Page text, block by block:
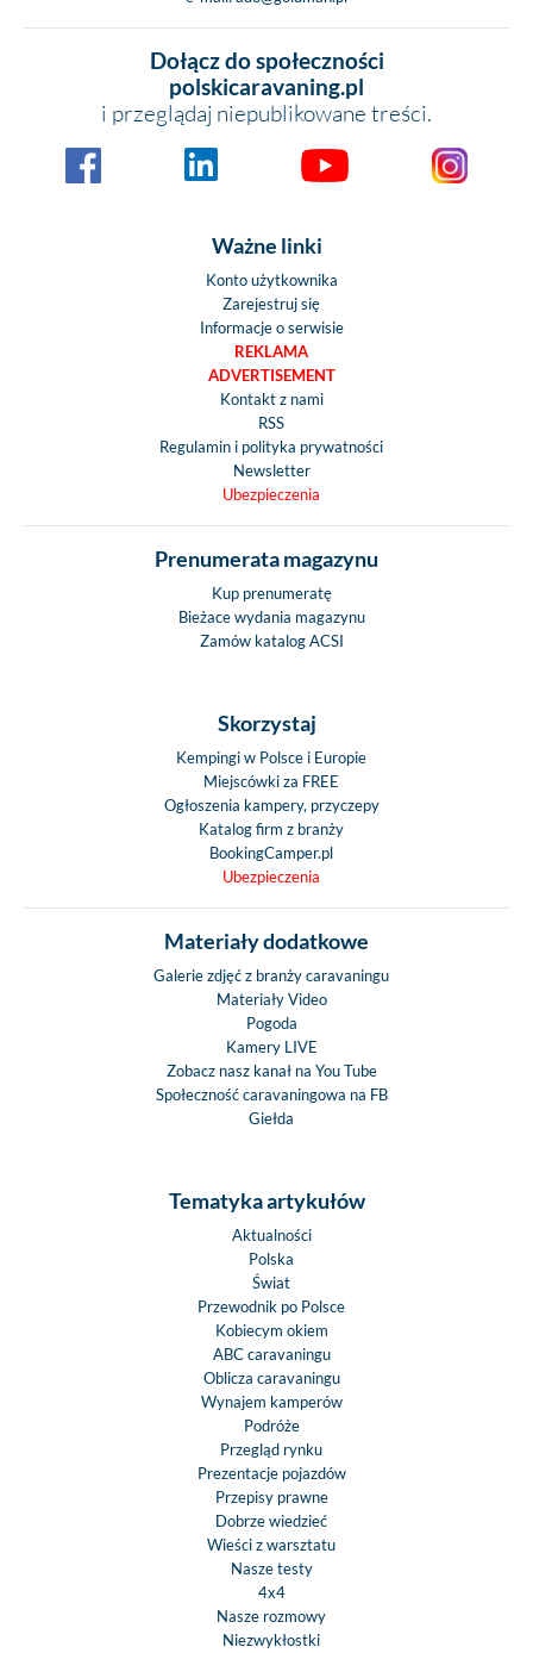
Dołącz do społeczności
polskicaravaning.pl
i przeglądaj niepublikowane treści.
Ważne linki
Konto użytkownika
Zarejestruj się
Informacje o serwisie
REKLAMA
ADVERTISEMENT
Kontakt z nami
RSS
Regulamin i polityka prywatności
Newsletter
Ubezpieczenia
Prenumerata magazynu
Kup prenumeratę
Bieżace wydania magazynu
Zamów katalog ACSI
Skorzystaj
Kempingi w Polsce i Europie
Miejscówki za FREE
Ogłoszenia kampery, przyczepy
Katalog firm z branży
BookingCamper.pl
Ubezpieczenia
Materiały dodatkowe
Galerie zdjęć z branży caravaningu
Materiały Video
Pogoda
Kamery LIVE
Zobacz nasz kanał na You Tube
Społeczność caravaningowa na FB
Giełda
Tematyka artykułów
Aktualności
Polska
Świat
Przewodnik po Polsce
Kobiecym okiem
ABC caravaningu
Oblicza caravaningu
Wynajem kamperów
Podróże
Przegląd rynku
Prezentacje pojazdów
Przepisy prawne
Dobrze wiedzieć
Wieści z warsztatu
Nasze testy
4x4
Nasze rozmowy
Niezwykłostki